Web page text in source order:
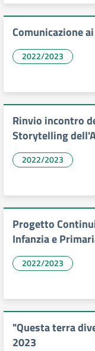
Comunicazione
2022/2023
Rinvio incontro
Storytelling
2022/2023
Progetto
Infanzia e
2022/2023
"Questa terra
2023